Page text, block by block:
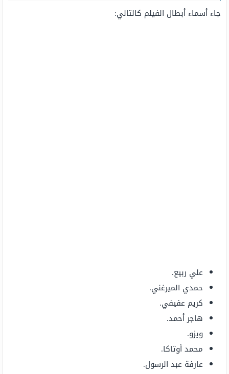
جاء أسماء أبطال الفيلم كالتالي:
علي ربيع.
حمدي الميرغني.
كريم عفيفي.
هاجر أحمد.
ويزو.
محمد أوتاكا.
عارفة عبد الرسول.